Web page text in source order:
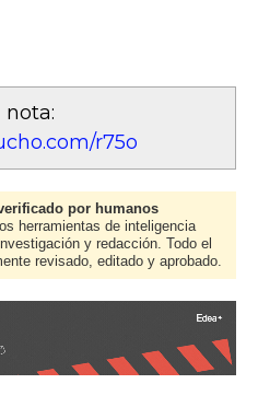
nota:
r75o
por humanos
herramientas de inteligencia
y redacción. Todo el
revisado, editado y aprobado.